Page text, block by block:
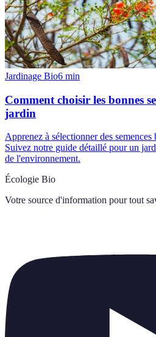
Jardinage Bio6 min
Comment choisir les bonnes
jardin
Apprenez à sélectionner des
Suivez notre guide détaillé pour un
de l'environnement.
Écologie Bio
Votre source d'information pour tout